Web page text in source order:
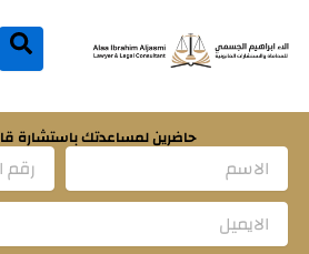
إلى
المحتوى
حاضرين لمساعدتك باستشارة